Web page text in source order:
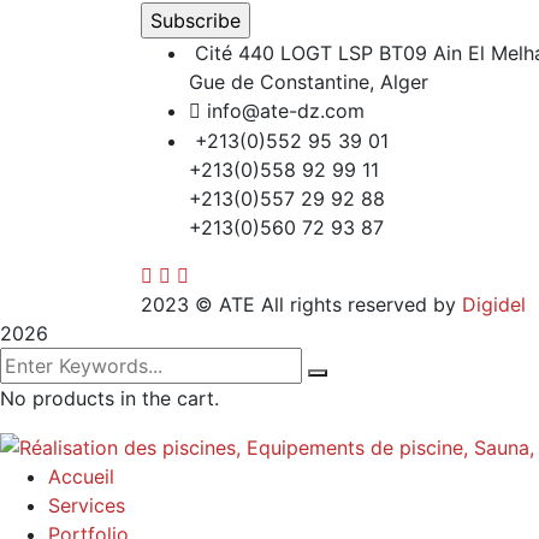
Cité 440 LOGT LSP BT09 Ain El
Gue de Constantine, Alger
info@ate-dz.com
+213(0)552 95 39 01
+213(0)558 92 99 11
+213(0)557 29 92 88
+213(0)560 72 93 87
2023 © ATE All rights reserved by Digidel
2026
No products in the cart.
Accueil
Services